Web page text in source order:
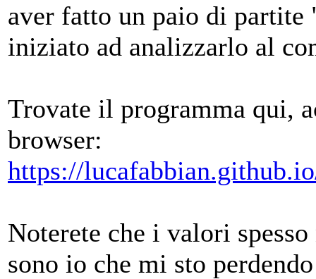
aver fatto un paio di partite
iniziato ad analizzarlo al
Trovate il programma qui,
browser:
https://
Noterete che i valori
sono io che mi sto